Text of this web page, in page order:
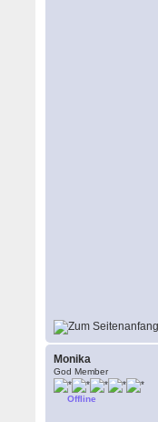
Monika
God Member
Offline